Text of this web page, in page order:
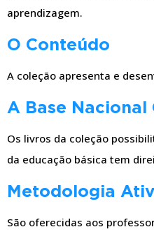
aprendizagem.
O Conteúdo
A coleção apresenta e
A Base Nacional
Os livros da coleção
da educação básica tem
Metodologia
São oferecidas aos